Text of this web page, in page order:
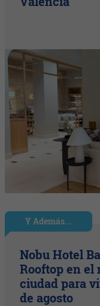
Y Además...
Nobu Hotel
Rooftop en el
ciudad para
de agosto